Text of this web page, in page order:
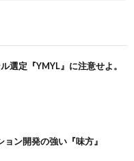
選定『YMYL』に注意せよ。
ン開発の強い『味方』